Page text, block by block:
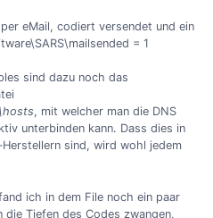
eMail, codiert versendet und ein
= 1
sind dazu noch das
, mit welcher man die DNS
unterbinden kann. Dass dies in
sind, wird wohl jedem
ich in dem File noch ein paar
Tiefen des Codes zwangen,